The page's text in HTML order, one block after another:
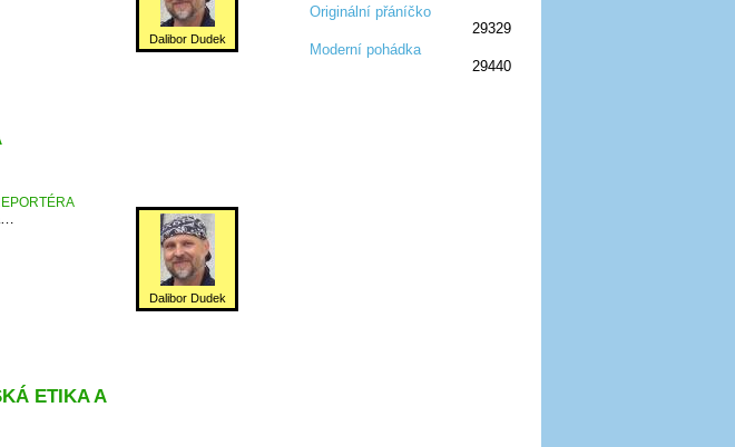
Originální přáníčko
29329
Moderní pohádka
29440
Dalibor Dudek
Dalibor Dudek
ETIKA A